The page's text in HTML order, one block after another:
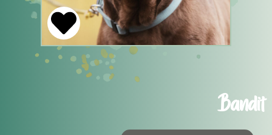
Bandit